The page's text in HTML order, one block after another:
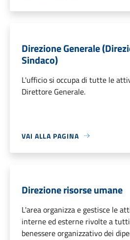
Direzione Generale
Sindaco)
L'ufficio si occupa di tutte le
Direttore Generale.
VAI ALLA PAGINA
Direzione risorse umane
L'area organizza e gestisce le
interne ed esterne rivolte a
benessere organizzativo dei